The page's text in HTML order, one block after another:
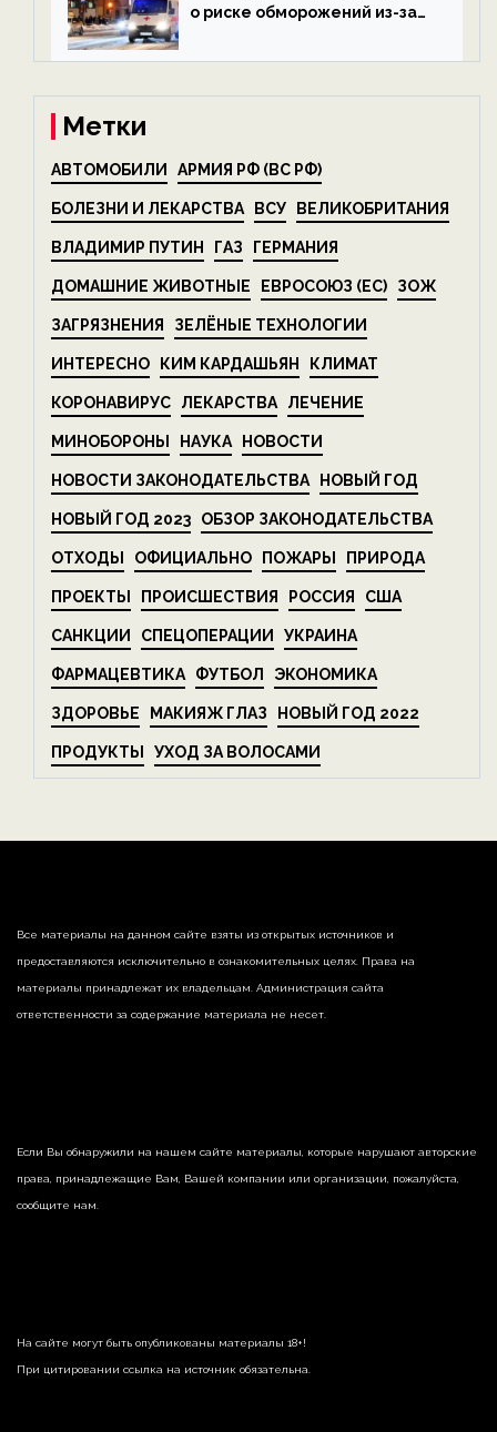
о риске обморожений из-за
на ECOportal
Метки
АВТОМОБИЛИ АРМИЯ РФ (ВС РФ)
БОЛЕЗНИ И ЛЕКАРСТВА ВСУ ВЕЛИКОБРИТАНИЯ
ВЛАДИМИР ПУТИН ГАЗ ГЕРМАНИЯ
ДОМАШНИЕ ЖИВОТНЫЕ ЕВРОСОЮЗ (ЕС) ЗОЖ
ЗАГРЯЗНЕНИЯ ЗЕЛЁНЫЕ ТЕХНОЛОГИИ
ИНТЕРЕСНО КИМ КАРДАШЬЯН КЛИМАТ
КОРОНАВИРУС ЛЕКАРСТВА ЛЕЧЕНИЕ
МИНОБОРОНЫ НАУКА НОВОСТИ
НОВОСТИ ЗАКОНОДАТЕЛЬСТВА НОВЫЙ ГОД
НОВЫЙ ГОД 2023 ОБЗОР ЗАКОНОДАТЕЛЬСТВА
ОТХОДЫ ОФИЦИАЛЬНО ПОЖАРЫ ПРИРОДА
ПРОЕКТЫ ПРОИСШЕСТВИЯ РОССИЯ США
САНКЦИИ СПЕЦОПЕРАЦИИ УКРАИНА
ФАРМАЦЕВТИКА ФУТБОЛ ЭКОНОМИКА
ЗДОРОВЬЕ МАКИЯЖ ГЛАЗ НОВЫЙ ГОД 2022
ПРОДУКТЫ УХОД ЗА ВОЛОСАМИ
Все материалы на данном сайте взяты из открытых источников и
предоставляются исключительно в ознакомительных целях. Права на
материалы принадлежат их владельцам. Администрация сайта
ответственности за содержание материала не несет.
Если Вы обнаружили на нашем сайте материалы, которые нарушают авторские
права, принадлежащие Вам, Вашей компании или организации, пожалуйста,
сообщите нам.
На сайте могут быть опубликованы материалы 18+!
При цитировании ссылка на источник обязательна.